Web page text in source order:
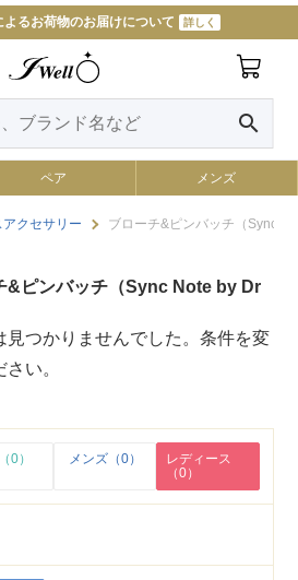
るお荷物のお届けについて 詳しく
search
ペア メンズ
クセサリー ブローチ&ピンバッチ（Sync
&ピンバッチ（Sync Note by Dr
見つかりませんでした。条件を変
い。
0） メンズ（0）
レディース
（0）